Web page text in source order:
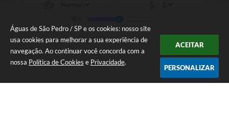
Águas de São Pedro / SP e os cookies: nosso site
usa cookies para melhorar a sua experiência de
navegação. Ao continuar você concorda com a
nossa Política de Cookies e Privacidade.
ACEITAR
PERSONALIZAR